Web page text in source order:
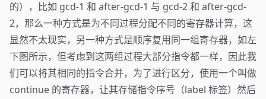
的），比如 gcd-1 和 after-gcd-1 与 gcd-2 和 after-gcd-
2，那么一种方式是为不同过程分配不同的寄存器计算，这
显然不太现实，另一种方式是顺序复用同一组寄存器，如左
下图所示，但考虑到这两组过程大部分指令都一样，因此我
们可以将其相同的指令合并，为了进行区分，使用一个叫做
continue 的寄存器，让其存储指令序号（label 标签）然后